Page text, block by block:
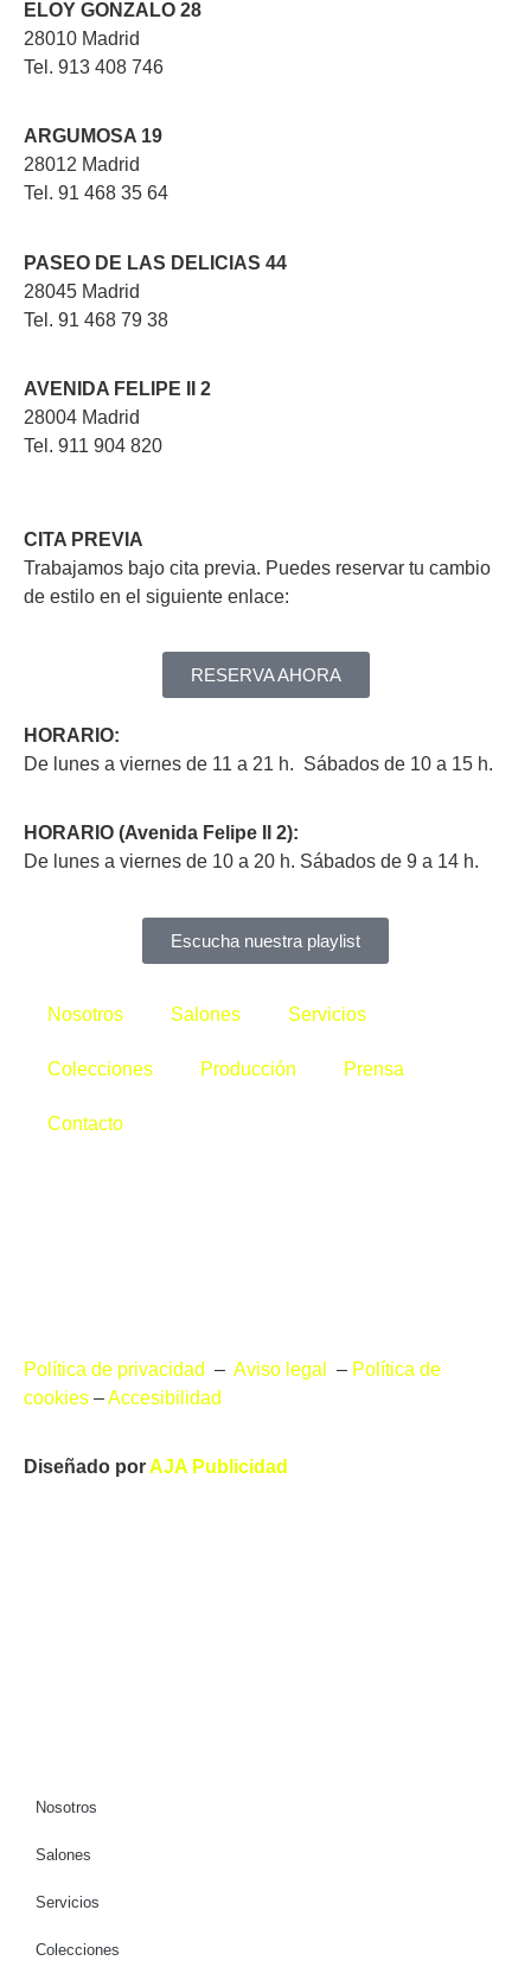
ELOY GONZALO 28
28010 Madrid
Tel. 913 408 746
ARGUMOSA 19
28012 Madrid
Tel. 91 468 35 64
PASEO DE LAS DELICIAS 44
28045 Madrid
Tel. 91 468 79 38
AVENIDA FELIPE II 2
28004 Madrid
Tel. 911 904 820
CITA PREVIA
Trabajamos bajo cita previa. Puedes reservar tu cambio
de estilo en el siguiente enlace:
RESERVA AHORA
HORARIO:
De lunes a viernes de 11 a 21 h. Sábados de 10 a 15 h.
HORARIO (Avenida Felipe II 2):
De lunes a viernes de 10 a 20 h. Sábados de 9 a 14 h.
Escucha nuestra playlist
Nosotros Salones Servicios
Colecciones Producción Prensa
Contacto
Política de privacidad – Aviso legal – Política de
cookies –Accesibilidad
Diseñado porAJA Publicidad
Nosotros
Salones
Servicios
Colecciones